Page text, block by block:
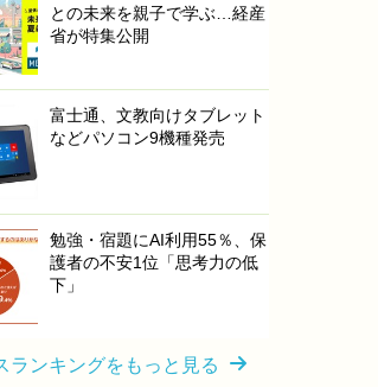
との未来を親子で学ぶ…経産
省が特集公開
富士通、文教向けタブレット
などパソコン9機種発売
勉強・宿題にAI利用55％、保
護者の不安1位「思考力の低
下」
ランキングをもっと見る